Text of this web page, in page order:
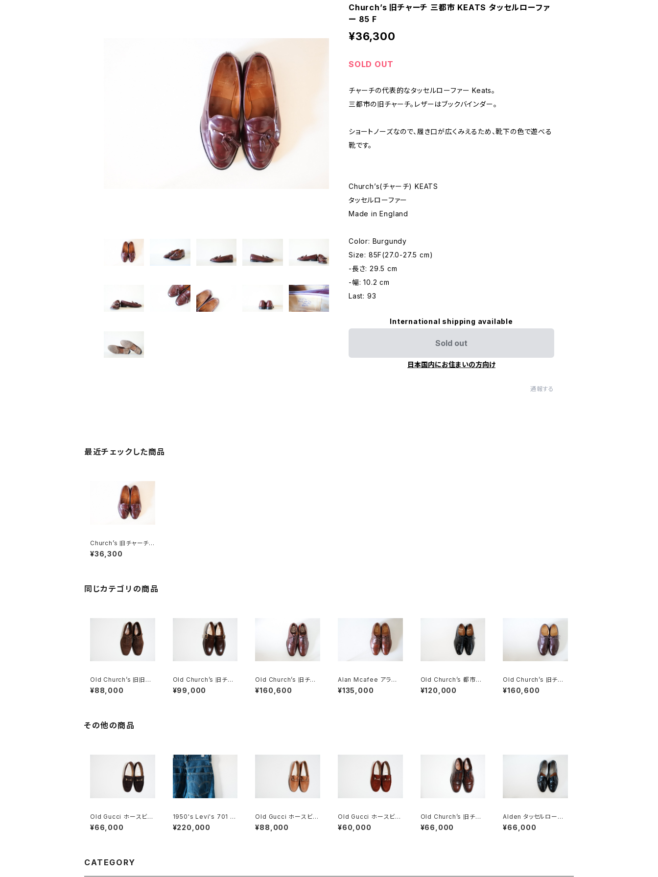
Church’s 旧チャーチ 三都市 KEATS タッセルローファ
ー 85 F
¥36,300
SOLD OUT
チャーチの代表的なタッセルローファー Keats。
三都市の旧チャーチ。レザーはブックバインダー。
ショートノーズなので、履き口が広くみえるため、靴下の色で遊べる
靴です。
Church’s(チャーチ) KEATS
タッセルローファー
Made in England
Color: Burgundy
Size: 85F(27.0-27.5 cm)
-長さ: 29.5 cm
-幅: 10.2 cm
Last: 93
International shipping available
Sold out
日本国内にお住まいの方向け
通報する
最近チェックした商品
Church’s 旧チャーチ
三都市 KEATS タッセ
ルローファー 85 F
¥36,300
同じカテゴリの商品
Old Church’s 旧旧チ
ャーチ 二都市 Buck 8
5D
¥88,000
Old Church’s 旧チャ
ーチ 四都市 ASTON
シングルモンク 85F
¥99,000
Old Church’s 旧チャ
ーチ 三都市 CONSUL
85D DEADSTOCK
¥160,600
Alan Mcafee アラン
マカフィー オールドチャ
ーチ 二都市 旧旧チャー
¥135,000
Old Church’s 都市無
し MALAGA パンチドキ
ャップトウ 85F
¥120,000
Old Church’s 旧チャ
ーチ 三都市 MESSEN
GER メッセンジャー 85
¥160,600
その他の商品
Old Gucci ホースビッ
トローファー 5B Dark
Brown Suede
¥66,000
1950's Levi's 701 ビ
ッグE 24×30
¥220,000
Old Gucci ホースビッ
トローファー 5.5B Tan
DEADSTOCK
¥88,000
Old Gucci ホースビッ
トローファー 35.5C ス
エード WR
¥60,000
Old Church’s 旧チャ
ーチ 三都市 Grafton
グラフトン 100F
¥66,000
Alden タッセルローフ
ァー #660 10C
¥66,000
CATEGORY